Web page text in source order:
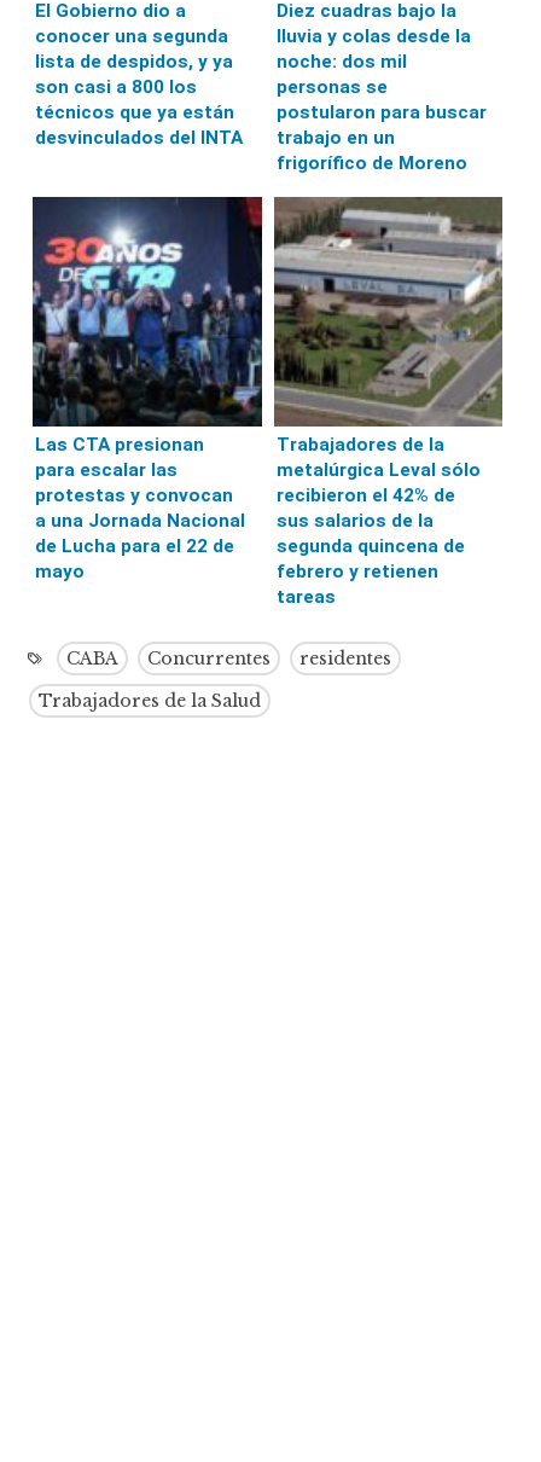
El Gobierno dio a
conocer una segunda
lista de despidos, y ya
son casi a 800 los
técnicos que ya están
desvinculados del INTA
Diez cuadras bajo la
lluvia y colas desde la
noche: dos mil
personas se
postularon para buscar
trabajo en un
frigorífico de Moreno
Las CTA presionan
para escalar las
protestas y convocan
a una Jornada Nacional
de Lucha para el 22 de
mayo
Trabajadores de la
metalúrgica Leval sólo
recibieron el 42% de
sus salarios de la
segunda quincena de
febrero y retienen
tareas
CABA Concurrentes
residentes
Trabajadores de la Salud